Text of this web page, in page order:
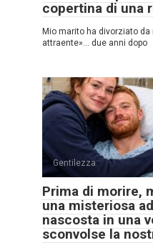
copertina di una
Mio marito ha divorziato
attraente»… due anni dopo
Gentilezza
Prima di morire,
una misteriosa
nascosta in una
sconvolse la